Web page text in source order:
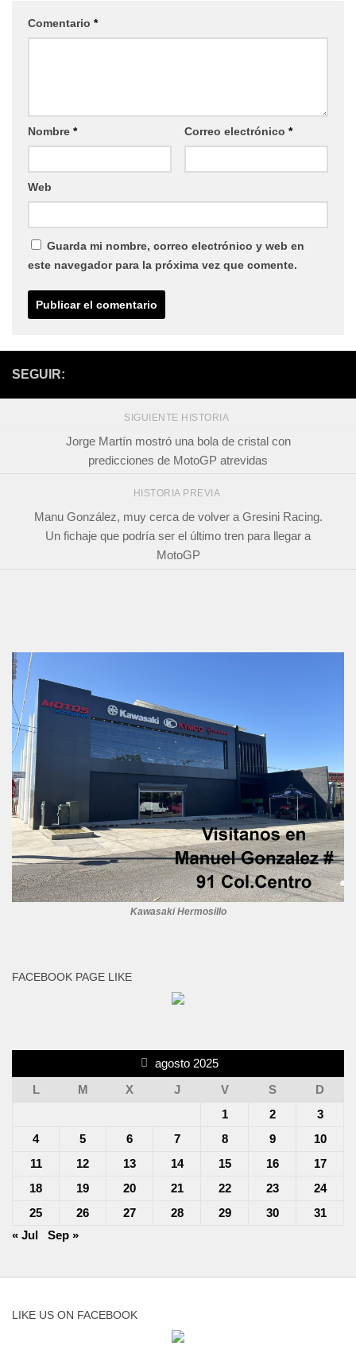
Comentario *
Nombre * Correo electrónico *
Web
Guarda mi nombre, correo electrónico y web en
este navegador para la próxima vez que comente.
SEGUIR:
SIGUIENTE HISTORIA
Jorge Martín mostró una bola de cristal con
predicciones de MotoGP atrevidas
HISTORIA PREVIA
Manu González, muy cerca de volver a Gresini Racing.
Un fichaje que podría ser el último tren para llegar a
MotoGP
Kawasaki Hermosillo
FACEBOOK PAGE LIKE
agosto 2025
L
M X J V S
D
1
2
3
4
5 6 7 8 9
10
11
12 13 14 15 16
17
18
19 20 21 22 23
24
25
26 27 28 29 30
31
« Jul
Sep »
LIKE US ON FACEBOOK